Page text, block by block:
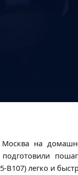
Москва на
В107) легко и